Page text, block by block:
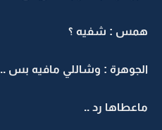
همس : شفيه ؟
الجوهرة : وشاللي مافيه بس ..
ماعطاها رد ..